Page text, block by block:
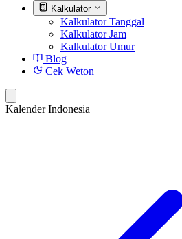
Kalkulator
Kalkulator Tanggal
Kalkulator Jam
Kalkulator Umur
Blog
Cek Weton
Kalender Indonesia